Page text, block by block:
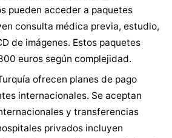
pueden acceder a paquetes
consulta médica previa, estudio,
de imágenes. Estos paquetes
euros según complejidad.
ofrecen planes de pago
internacionales. Se aceptan
y transferencias
privados incluyen